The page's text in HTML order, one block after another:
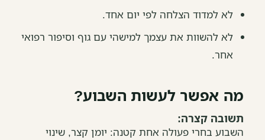
לא למדוד הצלחה לפי יום אחד.
לא להשוות את עצמך למישהי עם גוף וסיפור רפואי
אחר.
מה אפשר לעשות השבוע?
תשובה קצרה:
השבוע בחרי פעולה אחת קטנה: יומן קצר, שינוי